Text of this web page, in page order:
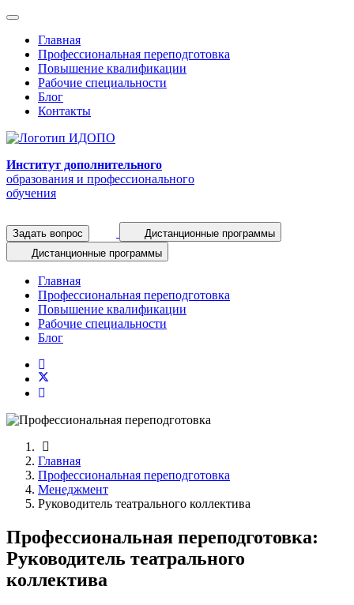
Главная
Профессиональная переподготовка
Повышение квалификации
Рабочие специальности
Блог
Контакты
Институт дополнительного
образования и профессионального
обучения
Задать вопрос
Дистанционные программы
Дистанционные программы
Главная
Профессиональная переподготовка
Повышение квалификации
Рабочие специальности
Блог
Главная
Профессиональная переподготовка
Менеджмент
Руководитель театрального коллектива
Профессиональная переподготовка:
Руководитель театрального
коллектива